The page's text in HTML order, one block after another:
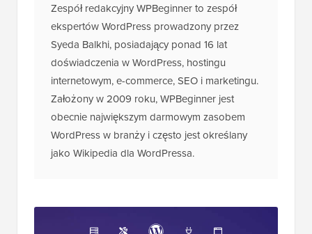
Zespół redakcyjny WPBeginner to zespół
ekspertów WordPress prowadzony przez
Syeda Balkhi, posiadający ponad 16 lat
doświadczenia w WordPress, hostingu
internetowym, e-commerce, SEO i marketingu.
Założony w 2009 roku, WPBeginner jest
obecnie największym darmowym zasobem
WordPress w branży i często jest określany
jako Wikipedia dla WordPressa.